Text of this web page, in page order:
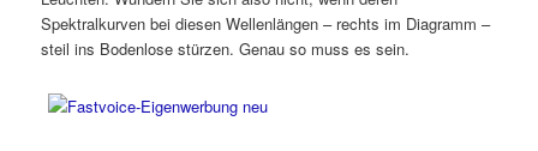
Spektralkurven bei diesen Wellenlängen – rechts im Diagramm –
steil ins Bodenlose stürzen. Genau so muss es sein.